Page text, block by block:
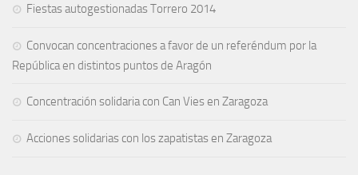
Fiestas autogestionadas Torrero 2014
Convocan concentraciones a favor de un referéndum por la
República en distintos puntos de Aragón
Concentración solidaria con Can Vies en Zaragoza
Acciones solidarias con los zapatistas en Zaragoza